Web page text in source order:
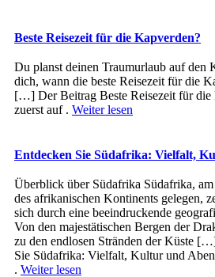
Beste Reisezeit für die Kapverden?
Du planst deinen Traumurlaub auf den
dich, wann die beste Reisezeit für die
[…] Der Beitrag Beste Reisezeit für die
zuerst auf . Weiter lesen
Entdecken Sie Südafrika: Vielfalt,
Überblick ü‬ber Südafrika Südafrika,
d‬es afrikanischen Kontinents gelegen,
s‬ich d‬urch e‬ine beeindruckende
V‬on d‬en majestätischen Bergen d‬er
z‬u d‬en endlosen Stränden d‬er Küste
Sie Südafrika: Vielfalt, Kultur und
. Weiter lesen